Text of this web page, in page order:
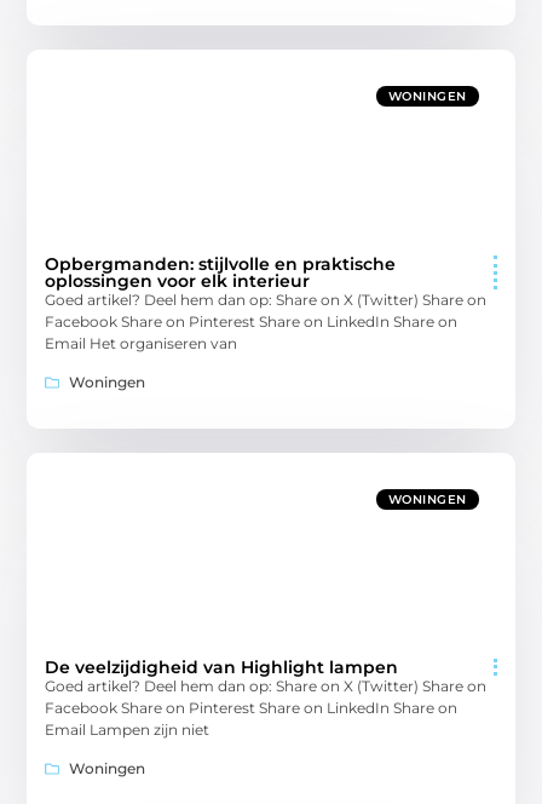
WONINGEN
Opbergmanden: stijlvolle en praktische
oplossingen voor elk interieur
Goed artikel? Deel hem dan op: Share on X (Twitter) Share on
Facebook Share on Pinterest Share on LinkedIn Share on
Email Het organiseren van
Woningen
WONINGEN
De veelzijdigheid van Highlight lampen
Goed artikel? Deel hem dan op: Share on X (Twitter) Share on
Facebook Share on Pinterest Share on LinkedIn Share on
Email Lampen zijn niet
Woningen